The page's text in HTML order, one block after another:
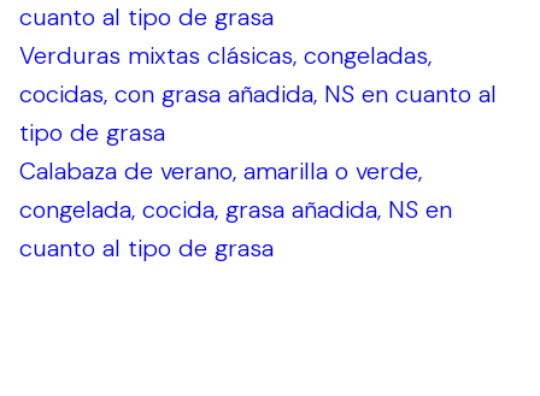
cuanto al tipo de grasa
Verduras mixtas clásicas, congeladas,
cocidas, con grasa añadida, NS en cuanto al
tipo de grasa
Calabaza de verano, amarilla o verde,
congelada, cocida, grasa añadida, NS en
cuanto al tipo de grasa